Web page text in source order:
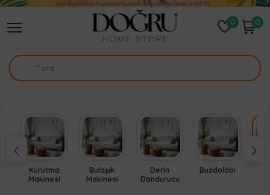
0 0
Kurutma
Makinesi
Bulaşık
Makinesi
Derin
Dondurucu
Buzdolabı